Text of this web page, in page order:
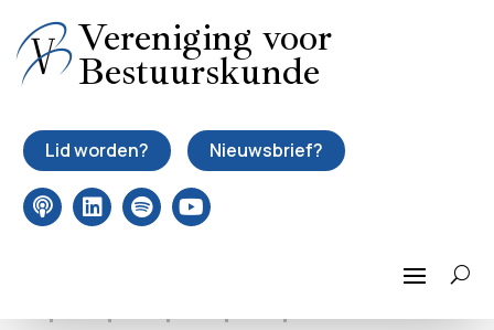
Vereniging voor
Bestuurskunde
Lid worden? Nieuwsbrief?